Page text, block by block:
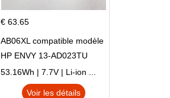
€ 63.65
AB06XL compatible modèle
HP ENVY 13-AD023TU
HSTNN-DB8C 921438-855
TPN-I128
53.16Wh | 7.7V | Li-ion ...
Voir les détails